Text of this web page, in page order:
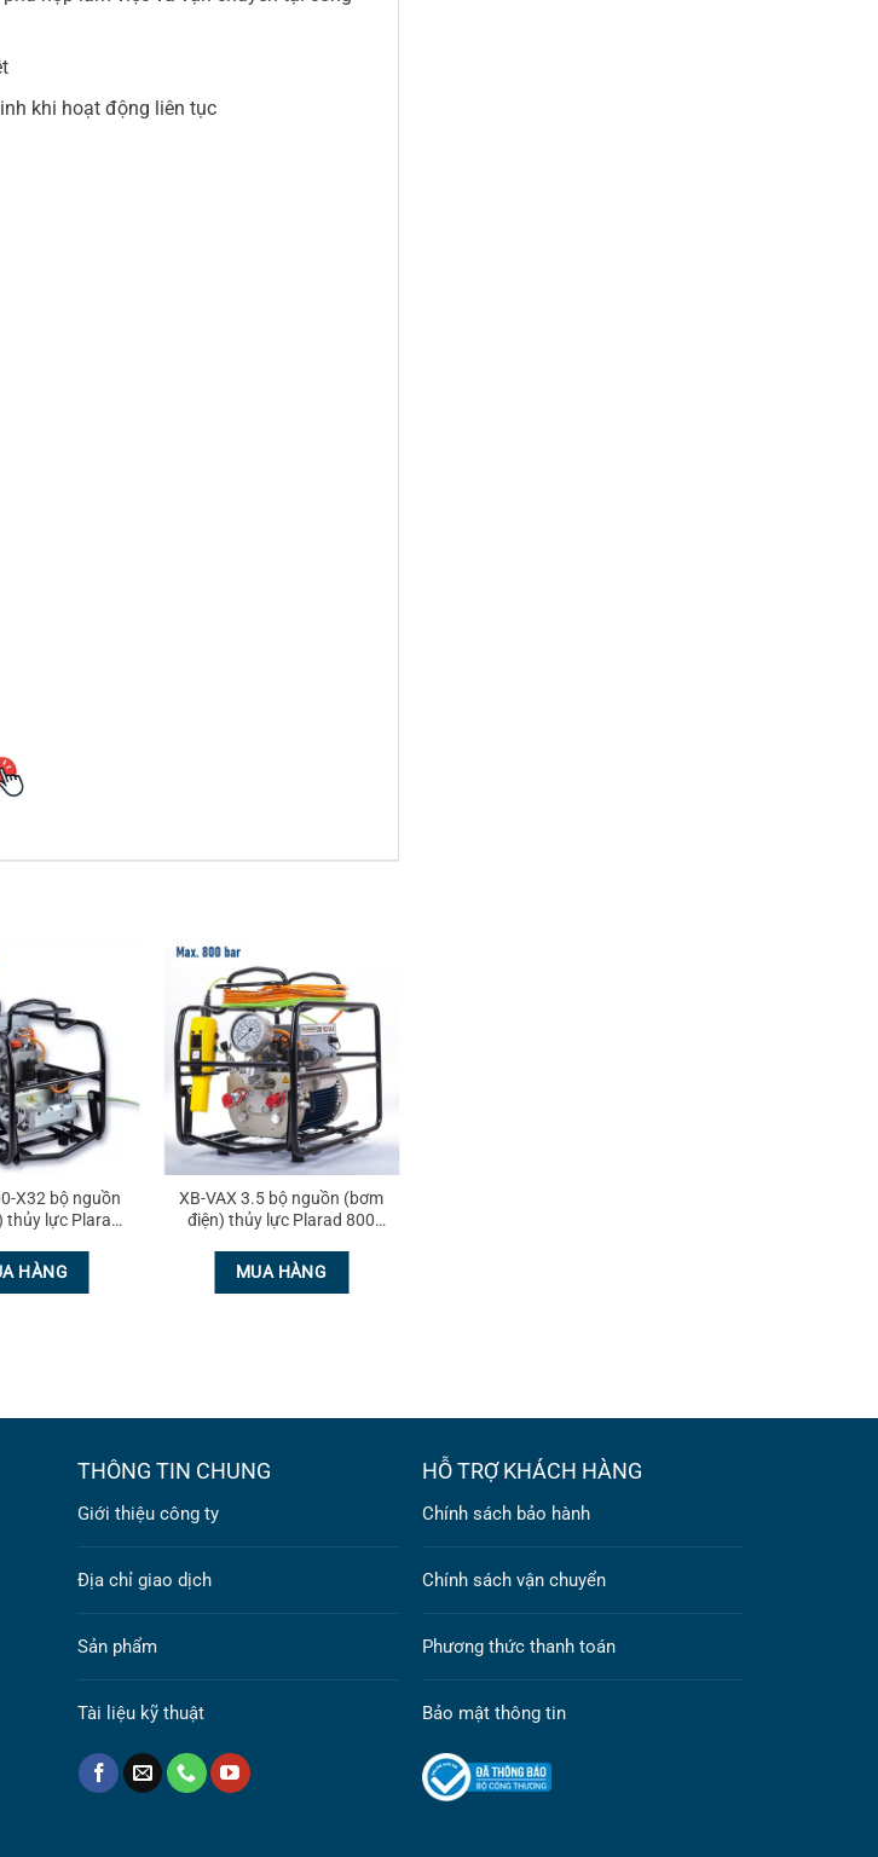
khi hoạt động liên tục
X32 bộ nguồn
thủy lực Plarad
HÀNG
XB-VAX 3.5 bộ nguồn (bơm
điện) thủy lực Plarad 800
MUA HÀNG
THÔNG TIN CHUNG
Giới thiệu công ty
Địa chỉ giao dịch
Sản phẩm
Tài liệu kỹ thuật
HỖ TRỢ KHÁCH HÀNG
Chính sách bảo hành
Chính sách vận chuyển
Phương thức thanh toán
Bảo mật thông tin